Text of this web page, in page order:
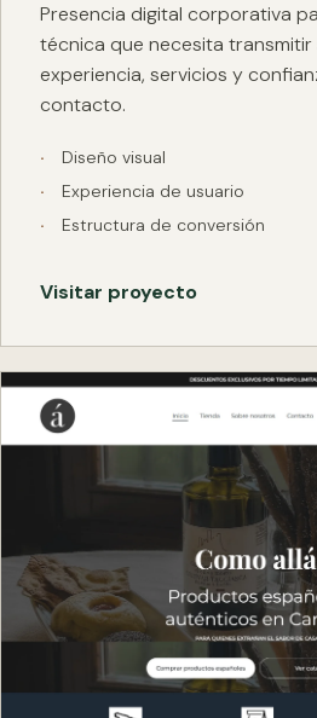
Presencia digital corporativa
técnica que necesita transmitir
experiencia, servicios y
contacto.
Diseño visual
Experiencia de usuario
Estructura de conversión
Visitar proyecto